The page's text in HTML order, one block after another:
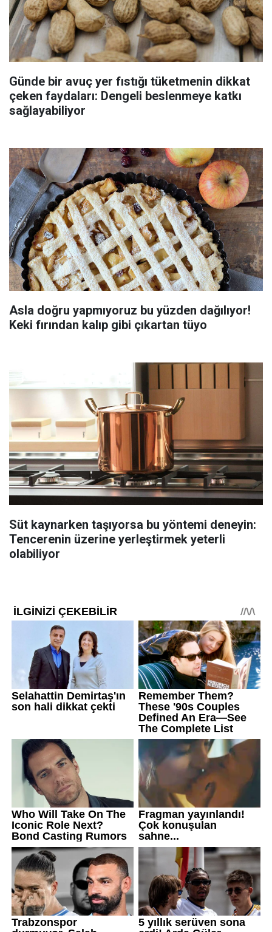
Günde bir avuç yer fıstığı tüketmenin dikkat
çeken faydaları: Dengeli beslenmeye katkı
sağlayabiliyor
Asla doğru yapmıyoruz bu yüzden dağılıyor!
Keki fırından kalıp gibi çıkartan tüyo
Süt kaynarken taşıyorsa bu yöntemi deneyin:
Tencerenin üzerine yerleştirmek yeterli
olabiliyor